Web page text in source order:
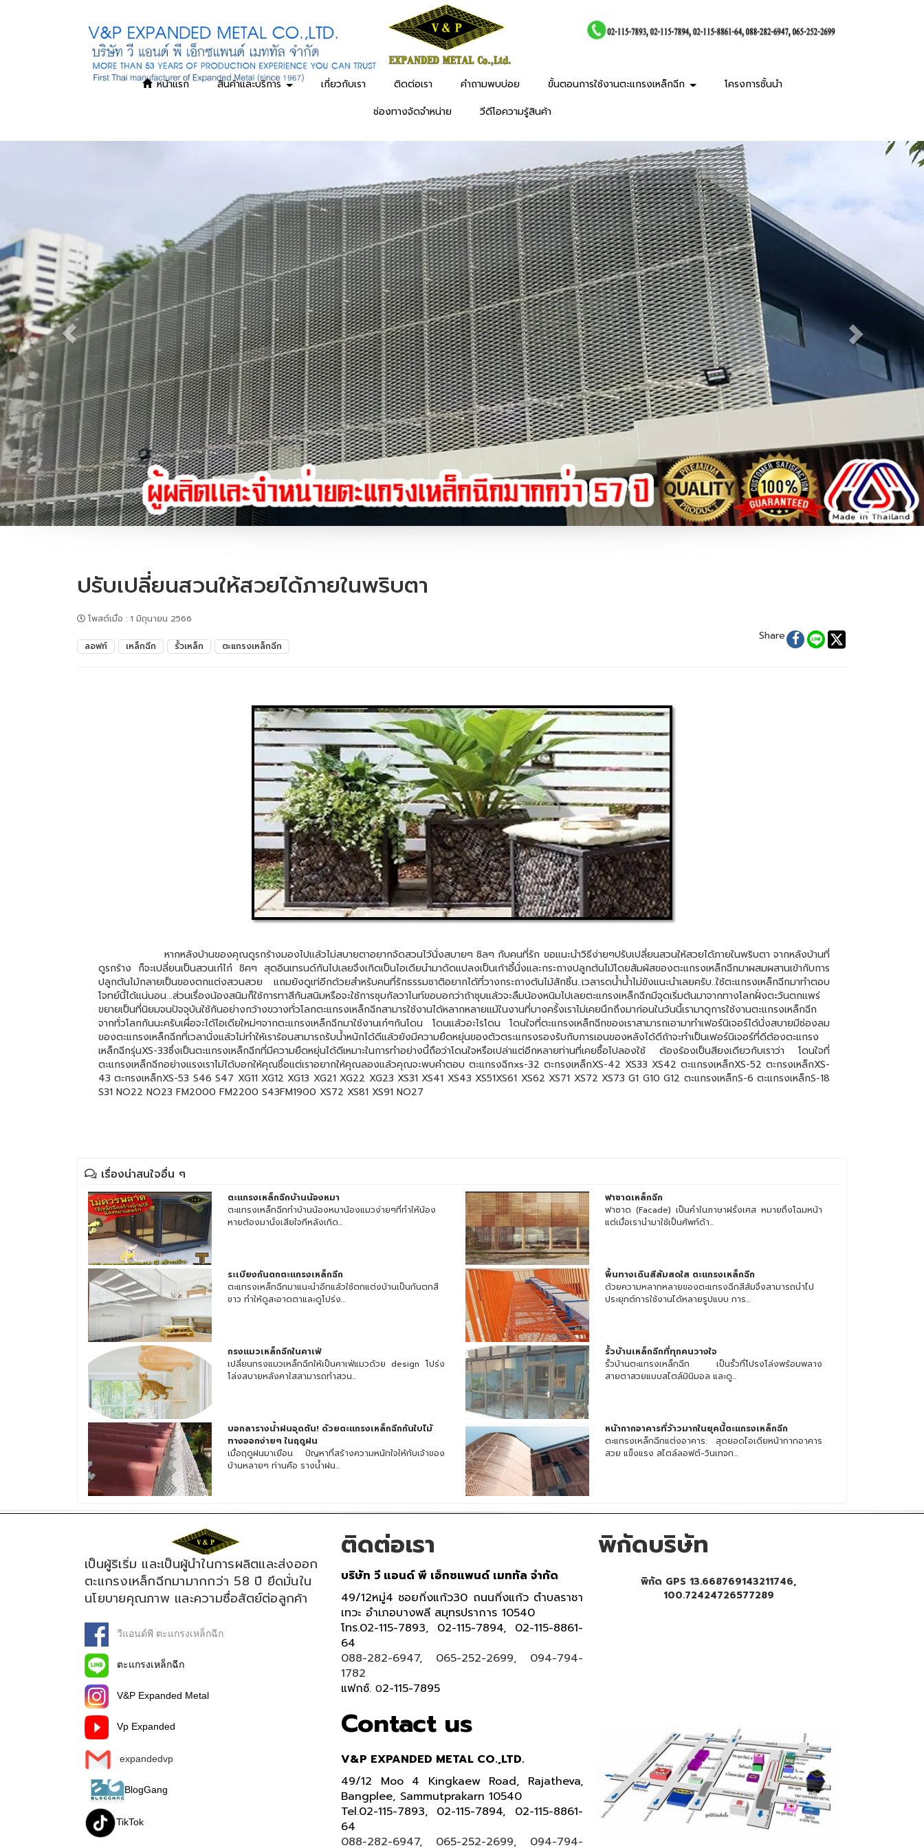
หน้าแรก สินค้าและบริการ เกี่ยวกับเรา ติดต่อเรา คำถามพบบ่อย ขั้นตอนการใช้งานตะแกรงเหล็กฉีก
โครงการชั้นนำ
ช่องทางจัดจำหน่าย
วีดีโอความรู้สินค้า
ปรับเปลี่ยนสวนให้สวยได้ภายในพริบตา
โพสต์เมื่อ : 1 มิถุนายน 2566
ลอฟท์ เหล็กฉีก รั้วเหล็ก ตะแกรงเหล็กฉีก
Share
หากหลังบ้านของคุณดูรกร้างมองไปแล้วไม่สบายตาอยากจัดสวนไว้นั่งสบายๆ ชิลๆ กับคนที่รัก ขอแนะนำวิธีง่ายๆปรับเปลี่ยนสวนให้สวยได้ภายในพริบตา จากหลังบ้านที่
ดูรกร้าง ก็จะเปลี่ยนเป็นสวนเก๋ไก๋ ชิคๆ สุดอินเทรนด์กันไปเลยจึงเกิดเป็นไอเดียนำมาดัดแปลงเป็นเก้าอี้นั่งและกระถางปลูกต้นไม้โดยสัมผัสของตะแกรงเหล็กฉีกมาผสมผสานเข้ากับการ
ปลูกต้นไม้กลายเป็นของตกแต่งสวนสวย แถมยังดูเท่อีกด้วยสำหรับคนที่รักธรรมชาติอยากได้ที่วางกระถางต้นไม้สักชิ้น..เวลารดน้ำน้ำไม่ขังแนะนำเลยครับ..ใช้ตะแกรงเหล็กฉีกมาทำตอบ
โจทย์นี้ได้แน่นอน...ส่วนเรื่องน้องสนิมก็ใช้การทาสีกันสนิมหรือจะใช้การชุบกัลวาไนท์ขอบอกว่าถ้าชุบแล้วจะลืมน้องหนิมไปเลยตะแกรงเหล็กฉีกมีจุดเริ่มต้นมาจากทางโลกฝั่งตะวันตกแพร่
ขยายเป็นที่นิยมจนปัจจุบันใช้กันอย่างกว้างขวางทั่วโลกตะแกรงเหล็กฉีกสามารใช้งานได้หลากหลายแม้ในงานที่บางครั้งเราไม่เคยนึกถึงมาก่อนในวันนี้เรามาดูการใช้งานตะแกรงเหล็กฉีก
จากทั่วโลกกันนะครับเผื่อจะได้ไอเดียใหม่ๆจากตะแกรงเหล็กฉีกมาใช้งานเก๋ๆกันโดน โดนแล้วอะไรโดน โดนใจที่ตะแกรงเหล็กฉีกของเราสามารถเอามาทำเฟอร์นิเจอร์ได้นั่งสบายมีช่องลม
ของตะแกรงเหล็กฉีกที่เวลานั่งแล้วไม่ทำให้เราร้อนสามารถรับน้ำหนักได้ดีแล้วยังมีความยืดหยุ่นของตัวตระแกรงรองรับกับการเอนของหลังได้ดีถ้าจะทำเป็นเฟอร์นิเจอร์ที่ดีต้องตะแกรง
เหล็กฉีกรุ่นXS-33ซึ่งเป็นตะแกรงเหล็กฉีกที่มีความยืดหยุ่นได้ดีเหมาะในการทำอย่างนี้ถือว่าโดนใจหรือเปล่าแต่อีกหลายท่านที่เคยซื้อไปลองใช้ ต้องร้องเป็นสียงเดียวกับเราว่า โดนใจที่
ตะแกรงเหล็กฉีกอย่างแรงเราไม่ได้บอกให้คุณชื่อแต่เราอยากให้คุณลองแล้วคุณจะพบคำตอบ ตะแกรงฉีกxs-32 ตะกรงเหล็กXS-42 XS33 XS42 ตะแกรงเหล็กXS-52 ตะกรงเหล็กXS-
43 ตะกรงเหล็กXS-53 S46 S47 XG11 XG12 XG13 XG21 XG22 XG23 XS31 XS41 XS43 XS51XS61 XS62 XS71 XS72 XS73 G1 G10 G12 ตะแกรงเหล็กS-6 ตะแกรงเหล็กS-18
S31 NO22 NO23 FM2000 FM2200 S43FM1900 XS72 XS81 XS91 NO27
เรื่องน่าสนใจอื่น ๆ
ตะแกรงเหล็กฉีกบ้านน้องหมา
ตะแกรงเหล็กฉีกทำบ้านน้องหมาน้องแมวง่ายๆที่ทำให้น้อง
หายต้องมานั่งเสียใจทีหลังเกิด...
ฟาซาดเหล็กฉีก
ฟาซาด (Facade) เป็นคำในภาษาฝรั่งเศส หมายถึงโฉมหน้า
แต่เมื่อเรานำมาใช้เป็นศัพท์ด้า...
ระเบียงกันตกตะแกรงเหล็กฉีก
ตะแกรงเหล็กฉีกมาแนะนำอีกแล้วใช้ตกแต่งบ้านเป็นกันตกสี
ขาว ทำให้ดูสะอาดตาและดูโปร่ง...
พื้นทางเดินสีส้มสดใส ตะแกรงเหล็กฉีก
ด้วยความหลากหลายของตะแกรงฉีกสีส้มจึงสามารถนำไป
ประยุกต์การใช้งานได้หลายรูปแบบ การ...
กรงแมวเหล็กฉีกในคาเฟ่
เปลี่ยนกรงแมวเหล็กฉีกให้เป็นคาเฟ่แมวด้วย design โปร่ง
โล่งสบายหลังคาใสสามารถทำสวน...
รั้วบ้านเหล็กฉีกที่ทุกคนวางใจ
รั้วบ้านตะแกรงเหล็กฉีก เป็นรั้วที่โปรงโล่งพร้อมพลาง
สายตาสวยแบบสไตล์มินิมอล และดู...
บอกลารางน้ำฝนอุดตัน! ด้วยตะแกรงเหล็กฉีกกันใบไม้
ทางออกง่ายๆ ในฤดูฝน
เมื่อฤดูฝนมาเยือน ปัญหาที่สร้างความหนักใจให้กับเจ้าของ
บ้านหลายๆ ท่านคือ รางน้ำฝน...
หน้ากากอาคารที่ว้าวมากในยุคนี้ตะแกรงเหล็กฉีก
ตะแกรงเหล็กฉีกแต่งอาคาร: สุดยอดไอเดียหน้ากากอาคาร
สวย แข็งแรง สไตล์ลอฟต์-วินเทจก...
เป็นผู้ริเริ่ม และเป็นผู้นำในการผลิตและส่งออก
ตะแกรงเหล็กฉีกมามากกว่า 58 ปี ยึดมั่นใน
นโยบายคุณภาพ และความซื่อสัตย์ต่อลูกค้า
วีแอนด์พี ตะแกรงเหล็กฉีก
ตะแกรงเหล็กฉีก
V&P Expanded Metal
Vp Expanded
expandedvp
BlogGang
TikTok
ติดต่อเรา
บริษัท วี แอนด์ พี เอ็กซแพนด์ เมททัล จำกัด
49/12หมู่4 ซอยกิ่งแก้ว30 ถนนกิ่งแก้ว ตำบลราชา
เทวะ อำเภอบางพลี สมุทรปราการ 10540
โทร.02-115-7893, 02-115-7894, 02-115-8861-
64
088-282-6947, 065-252-2699, 094-794-
1782
แฟกซ์.02-115-7895
Contact us
V&P EXPANDED METAL CO.,LTD.
49/12 Moo 4 Kingkaew Road, Rajatheva,
Bangplee, Sammutprakarn 10540
Tel.02-115-7893, 02-115-7894, 02-115-8861-
64
088-282-6947, 065-252-2699, 094-794-
พิกัดบริษัท
พิกัด GPS 13.668769143211746,
100.72424726577289